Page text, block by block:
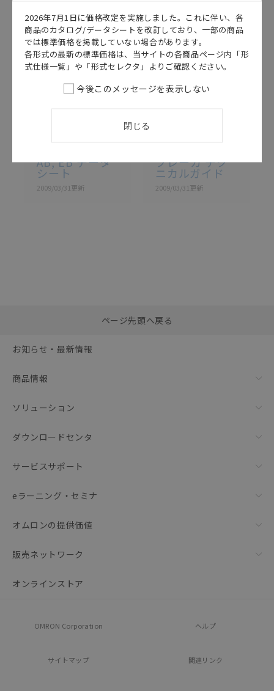
記載されているサービス内容や連絡先等は作成当時の
ものであり、変更・改定させていただいている可能性
があります。改めて当サイトの掲載内容をご確認のう
え、ご用命下さいますようお願いいたします。
AB / EB
AB, EB データ
シート
2009/03/31更新
このカタログを選択
ブレーカ テク
ニカルガイド
2009/03/31更新
括ダウンロード
ページ先頭へ戻る
お知らせ・最新情報
商品情報
ソリューション
ダウンロードセンタ
サービスサポート
eラーニング・セミナ
オムロンの提供価値
販売ネットワーク
オンラインストア
OMRON Corporation ヘルプ
サイトマップ 関連リンク
2026年7月1日に価格改定を実施しました。これに伴い、各
商品のカタログ/データシートを改訂しており、一部の商品
では標準価格を掲載していない場合があります。
各形式の最新の標準価格は、当サイトの各商品ページ内「形
式仕様一覧」や「形式セレクタ」よりご確認ください。
今後このメッセージを表示しない
閉じる